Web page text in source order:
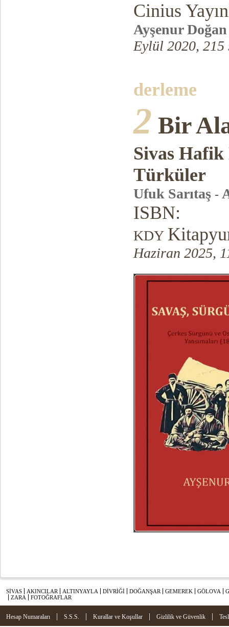
Cinius
Ayşenur Doğan
Eylül 2020, 215
derleme
2 Bir
Sivas
Türküler
Ufuk Sarıtaş -
ISBN:
KDY
Haziran 2025,
SİVAS AKINCILAR ALTINYAYLA DİVRİĞİ DOĞANŞAR GEMEREK GÖLOVA
ZARA
FOTOĞRAFLAR
Hesap Numaraları | S.S.S. | Kurallar ve Koşullar | Gizlilik ve Güvenlik |